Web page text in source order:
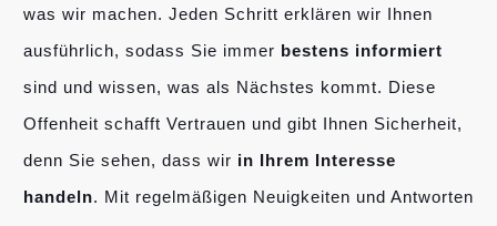
was wir machen. Jeden Schritt erklären wir Ihnen
ausführlich, sodass Sie immer bestens informiert
sind und wissen, was als Nächstes kommt. Diese
Offenheit schafft Vertrauen und gibt Ihnen Sicherheit,
denn Sie sehen, dass wir in Ihrem Interesse
handeln. Mit regelmäßigen Neuigkeiten und Antworten